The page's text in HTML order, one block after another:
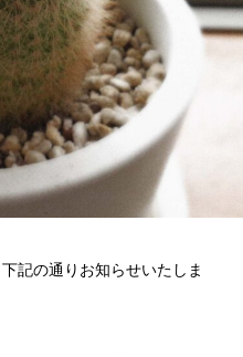
記の通りお知らせいたしま